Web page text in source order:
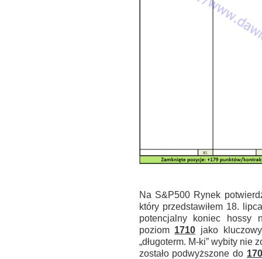
Na S&P500 Rynek
który przedstawiłem 18.
potencjalny koniec
poziom 1710 jako
„długoterm. M-ki” wybity nie
zostało podwyższone do